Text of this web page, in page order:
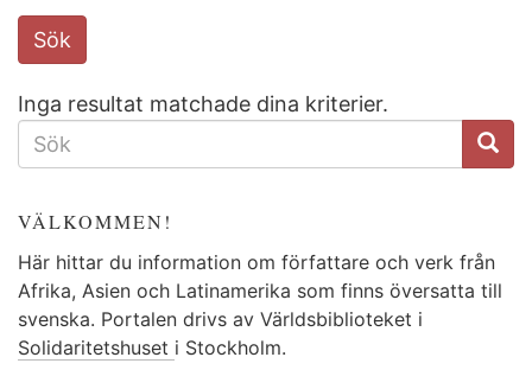
Search
this
Sök
Inga resultat matchade dina kriterier.
SÖKFORMULÄR
VÄLKOMMEN!
Här hittar du information om författare och verk från
Afrika, Asien och Latinamerika som finns översatta till
svenska. Portalen drivs av Världsbiblioteket i
Solidaritetshuset i Stockholm.